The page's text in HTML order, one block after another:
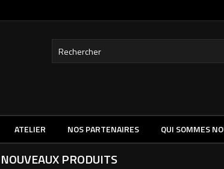
ATELIER NOS PARTENAIRES QUI SOMMES
NOUVEAUX PRODUITS